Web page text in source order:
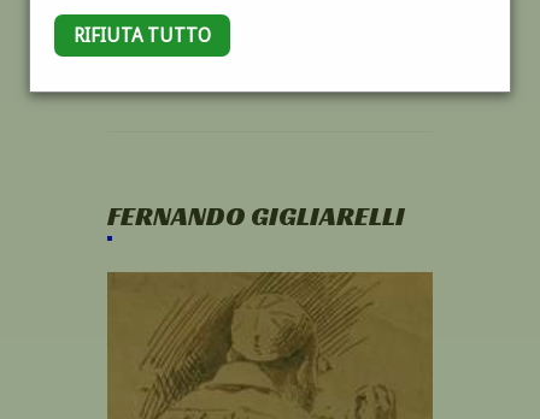
RIFIUTA TUTTO
FERNANDO GIGLIARELLI